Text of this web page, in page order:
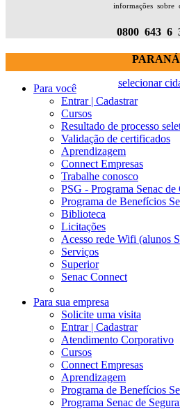
informações sobre
0800 643 6
PARANÁ
selecionar
Para você
Entrar | Cadastrar
Cursos
Resultado de processo
Validação de certificados
Aprendizagem
Connect Empresas
Trabalhe conosco
PSG - Programa Senac de
Programa de Benefícios
Biblioteca
Licitações
Acesso rede Wifi (alunos
Serviços
Superior
Senac Connect
Para sua empresa
Solicite uma visita
Entrar | Cadastrar
Atendimento Corporativo
Cursos
Connect Empresas
Aprendizagem
Programa de Benefícios
Programa Senac de